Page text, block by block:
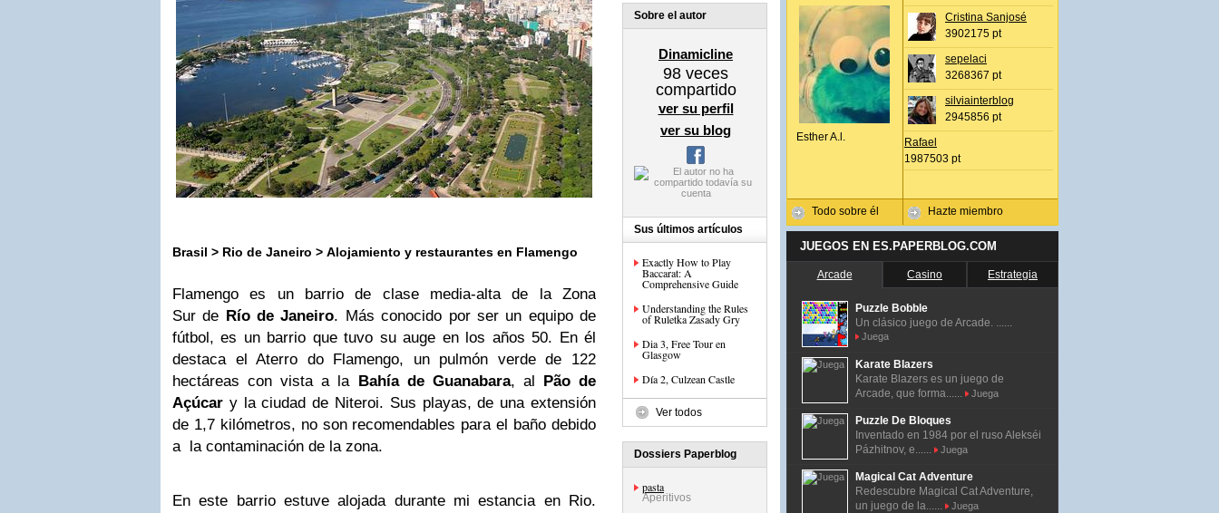
Brasil > Rio de Janeiro > Alojamiento y restaurantes en Flamengo
Flamengo es un barrio de clase media-alta de la Zona
Sur de Río de Janeiro. Más conocido por ser un equipo de
fútbol, es un barrio que tuvo su auge en los años 50. En él
destaca el Aterro do Flamengo, un pulmón verde de 122
hectáreas con vista a la Bahía de Guanabara, al Pão de
Açúcar y la ciudad de Niteroi. Sus playas, de una extensión
de 1,7 kilómetros, no son recomendables para el baño debido
a la contaminación de la zona.
En este barrio estuve alojada durante mi estancia en Rio.
Sobre el autor
Dinamicline
98 veces
compartido
ver su perfil
ver su blog
Sus últimos artículos
Exactly How to Play
Baccarat: A
Comprehensive Guide
Understanding the Rules
of Ruletka Zasady Gry
Dia 3, Free Tour en
Glasgow
Día 2, Culzean Castle
Ver todos
Dossiers Paperblog
pasta
Aperitivos
Esther A.l.
Todo sobre él
Cristina Sanjosé
3902175 pt
sepelaci
3268367 pt
silviainterblog
2945856 pt
Rafael
1987503 pt
Hazte miembro
JUEGOS EN ES.PAPERBLOG.COM
Arcade Casino Estrategia
Puzzle Bobble
Un clásico juego de Arcade. ......
Juega
Karate Blazers
Karate Blazers es un juego de
Arcade, que forma......
Juega
Puzzle De Bloques
Inventado en 1984 por el ruso Alekséi
Pázhitnov, e......
Juega
Magical Cat Adventure
Redescubre Magical Cat Adventure,
un juego de la......
Juega